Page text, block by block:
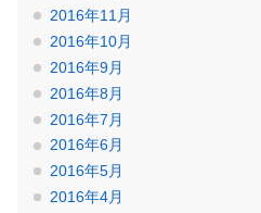
2016年11月
2016年10月
2016年9月
2016年8月
2016年7月
2016年6月
2016年5月
2016年4月